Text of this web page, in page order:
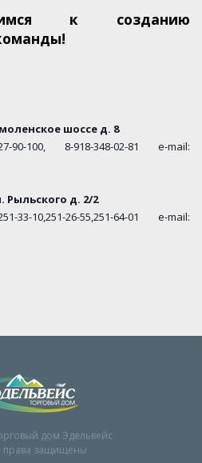
к созданию
шоссе д. 8
100, 8-918-348-02-81 e-mail:
Рыльского д. 2/2
10,251-26-55,251-64-01 e-mail:
дом Эдельвейс
права защищены